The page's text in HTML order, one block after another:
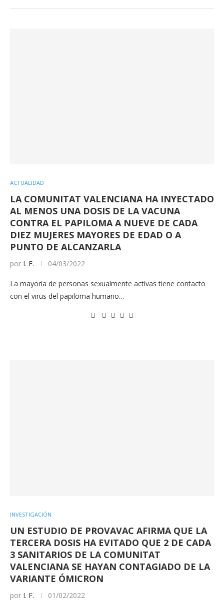
ACTUALIDAD
LA COMUNITAT VALENCIANA HA INYECTADO
AL MENOS UNA DOSIS DE LA VACUNA
CONTRA EL PAPILOMA A NUEVE DE CADA
DIEZ MUJERES MAYORES DE EDAD O A
PUNTO DE ALCANZARLA
por I. F. 04/03/2022
La mayoría de personas sexualmente activas tiene contacto
con el virus del papiloma humano…
INVESTIGACIÓN
UN ESTUDIO DE PROVAVAC AFIRMA QUE LA
TERCERA DOSIS HA EVITADO QUE 2 DE CADA
3 SANITARIOS DE LA COMUNITAT
VALENCIANA SE HAYAN CONTAGIADO DE LA
VARIANTE ÓMICRON
por I. F. 01/02/2022